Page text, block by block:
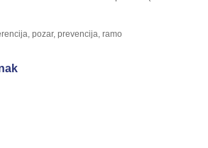
pozar, prevencija ramo